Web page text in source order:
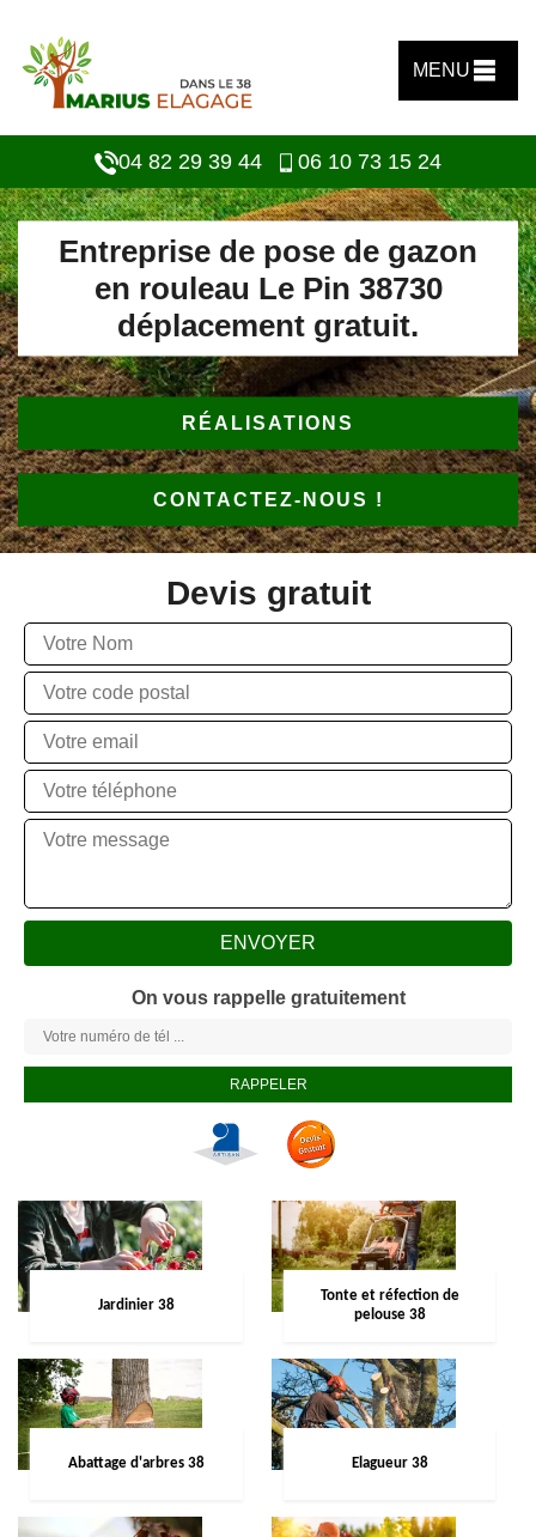
MENU
04 82 29 39 44 06 10 73 15 24
Entreprise de pose de gazon
en rouleau Le Pin 38730
déplacement gratuit.
RÉALISATIONS
CONTACTEZ-NOUS !
Devis gratuit
On vous rappelle gratuitement
Jardinier 38
Tonte et réfection de
pelouse 38
Abattage d'arbres 38 Elagueur 38